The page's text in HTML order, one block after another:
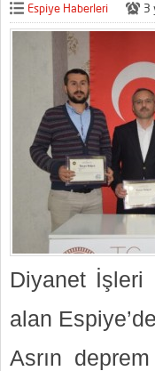
Espiye Haberleri 3
Diyanet İşleri
alan
Asrın